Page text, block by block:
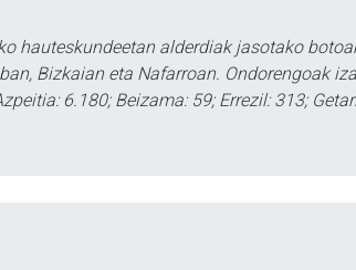
hauteskundeetan alderdiak jasotako
Bizkaian eta Nafarroan. Ondorengoak
6.180; Beizama: 59; Errezil: 313;